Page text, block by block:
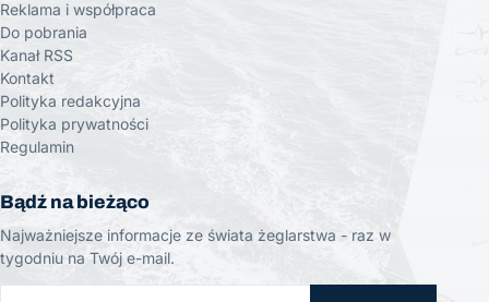
Reklama i współpraca
Do pobrania
Kanał RSS
Kontakt
Polityka redakcyjna
Polityka prywatności
Regulamin
Bądź na bieżąco
Najważniejsze informacje ze świata żeglarstwa - raz w
tygodniu na Twój e-mail.